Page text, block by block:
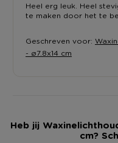
Heel erg leuk. Heel
te maken door het te
Geschreven voor:
- ø7.8x14 cm
Heb jij
cm?